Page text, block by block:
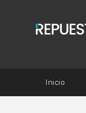
Inicio